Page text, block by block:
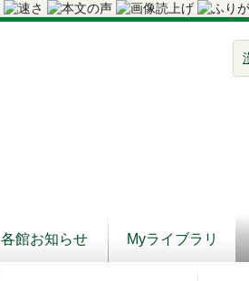
各館お知らせ Myライブラリ